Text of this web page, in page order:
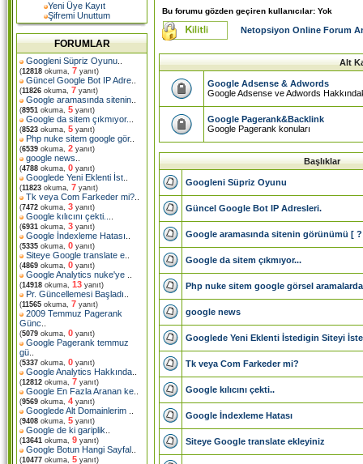
Yeni Üye Kayıt
Şifremi Unuttum
FORUMLAR
Googleni Süpriz Oyunu
(12818 okuma, 7 yanıt)
Güncel Google Bot IP Adre
(11826 okuma, 7 yanıt)
Google aramasında sitenin
(8951 okuma, 5 yanıt)
Google da sitem çıkmıyor.
(8523 okuma, 5 yanıt)
Php nuke sitem google gör..
(6539 okuma, 2 yanıt)
google news
(4788 okuma, 0 yanıt)
Googlede Yeni Eklenti İst
(11823 okuma, 7 yanıt)
Tk veya Com Farkeder mi?
(7472 okuma, 3 yanıt)
Google kılıcını çekti..
(6931 okuma, 3 yanıt)
Google İndexleme Hatası
(5335 okuma, 0 yanıt)
Siteye Google translate e
(4869 okuma, 0 yanıt)
Google Analytics nuke'ye
(14918 okuma, 13 yanıt)
Pr. Güncellemesi Başladı
(11565 okuma, 7 yanıt)
2009 Temmuz Pagerank
Günc
(5079 okuma, 0 yanıt)
Google Pagerank temmuz
gü
(5337 okuma, 0 yanıt)
Google Analytics Hakkında
(12812 okuma, 7 yanıt)
Google En Fazla Aranan ke
(9569 okuma, 4 yanıt)
Googlede Alt Domainlerim
(9408 okuma, 5 yanıt)
Google de ki gariplik
(13641 okuma, 9 yanıt)
Google Botun Hangi Sayfal
(10477 okuma, 5 yanıt)
Bu forumu gözden geçiren kullanıcılar: Yok
Netopsiyon Online Forum
Alt
Google Adsense & Adwords
Google Adsense ve Adwords
Google Pagerank&Backlink
Google Pagerank konuları
Başlıklar
Googleni Süpriz Oyunu
Güncel Google Bot IP Adresleri.
Google aramasında sitenin görünümü [
Google da sitem çıkmıyor...
Php nuke sitem google görsel
google news
Googlede Yeni Eklenti İstedigin Siteyi
Tk veya Com Farkeder mi?
Google kılıcını çekti..
Google İndexleme Hatası
Siteye Google translate ekleyiniz